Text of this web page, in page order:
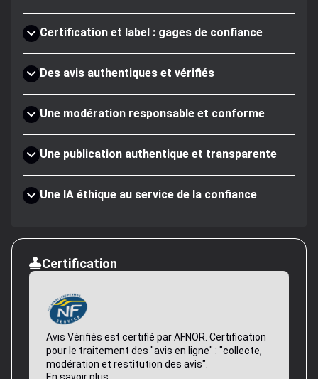
Certification et label : gages de confiance
Des avis authentiques et vérifiés
Une modération responsable et conforme
Une publication authentique et transparente
Une IA éthique au service de la confiance
Certification
Avis Vérifiés est certifié par AFNOR. Certification
pour le traitement des "avis en ligne" : "collecte,
modération et restitution des avis".
En savoir plus